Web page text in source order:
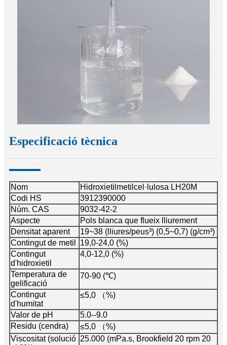
Especificació tècnica
Nom
Hidroxietilmetilcel·lulosa LH20M
Codi HS
3912390000
Núm. CAS
9032-42-2
Aspecte
Pols blanca que flueix lliurement
Densitat aparent
19~38 (lliures/peus³) (0,5~0,7) (g/cm³)
Contingut de metil
19,0-24,0 (%)
Contingut
d'hidroxietil
4,0-12,0 (%)
Temperatura de
gelificació
70-90 (℃)
Contingut
d'humitat
≤5,0 （%)
Valor de pH
5.0--9.0
Residu (cendra)
≤5,0 （%)
Viscositat (solució 25.000 (mPa.s, Brookfield 20 rpm 20